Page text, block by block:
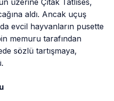
üzerine Çıtak Tatlıses,
aldı. Ancak uçuş
evcil hayvanların pusette
memuru tarafından
sözlü tartışmaya,